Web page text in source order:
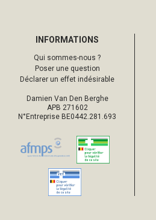
INFORMATIONS
Qui sommes-nous ?
Poser une question
Déclarer un effet indésirable
Damien Van Den Berghe
APB 271602
N°Entreprise BE0442.281.693